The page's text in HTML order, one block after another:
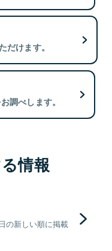
だけます。
調べします。
情報
の新しい順に掲載